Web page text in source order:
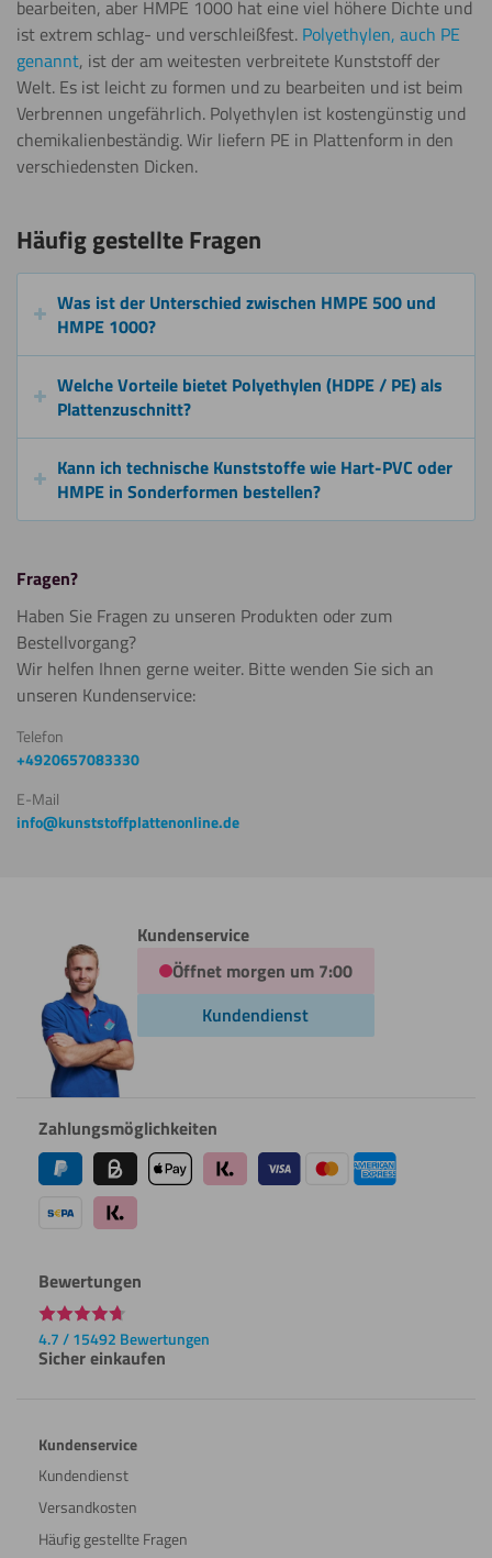
bearbeiten, aber HMPE 1000 hat eine viel höhere Dichte und
ist extrem schlag- und verschleißfest. Polyethylen, auch PE
genannt, ist der am weitesten verbreitete Kunststoff der
Welt. Es ist leicht zu formen und zu bearbeiten und ist beim
Verbrennen ungefährlich. Polyethylen ist kostengünstig und
chemikalienbeständig. Wir liefern PE in Plattenform in den
verschiedensten Dicken.
Häufig gestellte Fragen
Was ist der Unterschied zwischen HMPE 500 und
HMPE 1000?
Welche Vorteile bietet Polyethylen (HDPE / PE) als
Plattenzuschnitt?
Kann ich technische Kunststoffe wie Hart-PVC oder
HMPE in Sonderformen bestellen?
Fragen?
Haben Sie Fragen zu unseren Produkten oder zum
Bestellvorgang?
Wir helfen Ihnen gerne weiter. Bitte wenden Sie sich an
unseren Kundenservice:
Telefon
+4920657083330
E-Mail
info@kunststoffplattenonline.de
Kundenservice
Öffnet morgen um 7:00
Kundendienst
Zahlungsmöglichkeiten
Bewertungen
4.7 / 15492 Bewertungen
Sicher einkaufen
Kundenservice
Kundendienst
Versandkosten
Häufig gestellte Fragen